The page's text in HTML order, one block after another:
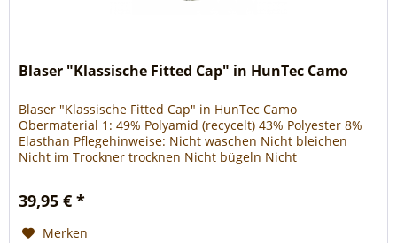
Blaser "Klassische Fitted Cap" in HunTec Camo
Blaser "Klassische Fitted Cap" in HunTec Camo
Obermaterial 1: 49% Polyamid (recycelt) 43% Polyester 8%
Elasthan Pflegehinweise: Nicht waschen Nicht bleichen
Nicht im Trockner trocknen Nicht bügeln Nicht
cm
39,95 € *
Merken